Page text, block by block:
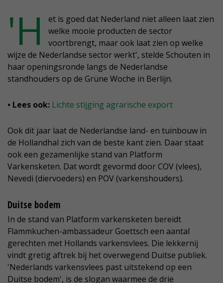
'H
et is goed dat Nederland niet alleen laat zien
welke mooie producten de sector
voortbrengt, maar ook laat zien op welke
wijze de Nederlandse sector werkt', stelde Schouten in
haar openingsronde langs de Nederlandse
standhouders op de Grüne Woche in Berlijn.
• Lees ook: Lichte stijging agrarische export
Ook dit jaar laat de Nederlandse land- en tuinbouw in
de Hollandhal zich van de beste kant zien. Daar staat
ook een gezamenlijke stand van Platform
Varkensketen. Dat wordt gevormd door COV (vlees),
Nevedi (diervoeders) en POV (varkenshouders).
Duitse bodem
In de stand van Platform varkensketen bereidt
Flammkuchen-ambassadeur Goettsch een aantal
gerechten met Hollands varkensvlees. Die lekkernij
vindt gretig aftrek bij het overwegend Duitse publiek.
'Nederlands varkensvlees past uitstekend op een
Duitse bodem', is de slogan waarmee de drie